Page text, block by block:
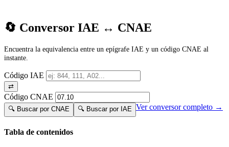
🔄 Conversor IAE ↔ CNAE
Encuentra la equivalencia entre un epígrafe IAE y un código CNAE al
instante.
Código IAE
⇄
Código CNAE
🔍 Buscar por CNAE 🔍 Buscar por IAE Ver conversor completo →
Tabla de contenidos